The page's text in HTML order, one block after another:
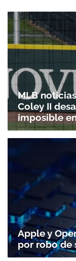
MLB
Coley II
imposible
Apple y
por robo de